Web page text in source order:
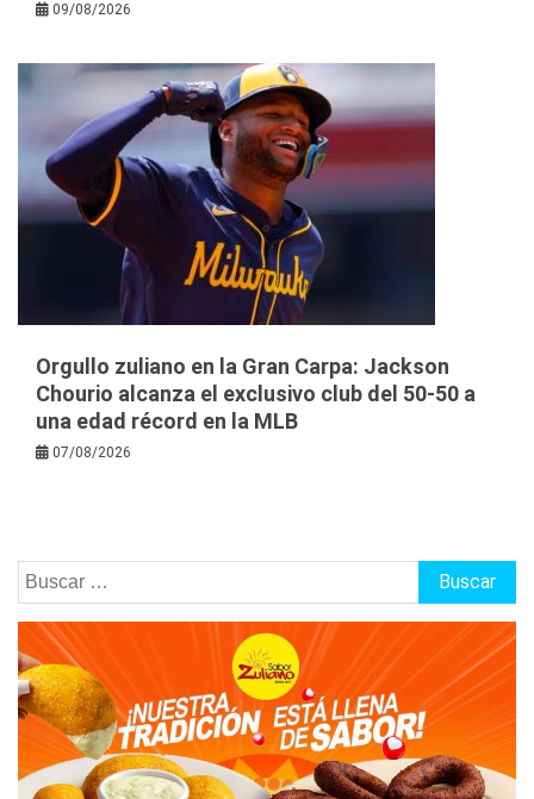
09/08/2026
Orgullo zuliano en la Gran Carpa: Jackson
Chourio alcanza el exclusivo club del 50-50 a
una edad récord en la MLB
07/08/2026
Buscar: